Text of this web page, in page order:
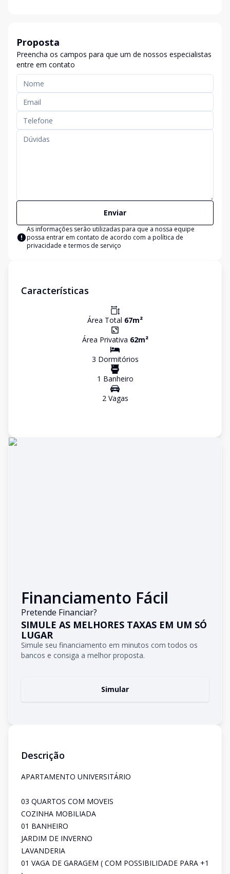
Proposta
Preencha os campos para que um de nossos especialistas
entre em contato
Enviar
As informações serão utilizadas para que a nossa equipe
possa entrar em contato de acordo com a política de
privacidade e termos de serviço
Características
Área Total 67m²
Área Privativa 62m²
3 Dormitórios
1 Banheiro
2Vagas
Financiamento Fácil
Pretende Financiar?
SIMULE AS MELHORES TAXAS EM UM SÓ
LUGAR
Simule seu financiamento em minutos com todos os
bancos e consiga a melhor proposta.
Simular
Descrição
APARTAMENTO UNIVERSITÁRIO
03 QUARTOS COM MOVEIS
COZINHA MOBILIADA
01 BANHEIRO
JARDIM DE INVERNO
LAVANDERIA
01 VAGA DE GARAGEM ( COM POSSIBILIDADE PARA +1